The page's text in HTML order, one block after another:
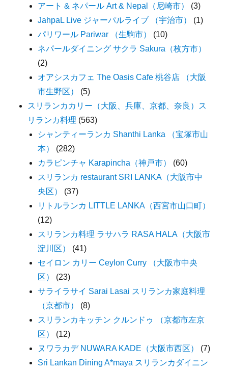
アート & ネパール Art & Nepal（尼崎市）
(3)
JahpaL Live ジャーパルライブ （宇治市）
(1)
パリワール Pariwar （生駒市）
(10)
ネパールダイニング サクラ Sakura（枚方市）
(2)
オアシスカフェ The Oasis Cafe 桃谷店 （大阪
市生野区）
(5)
スリランカカリー（大阪、兵庫、京都、奈良）ス
リランカ料理 (563)
シャンティーランカ Shanthi Lanka （宝塚市山
本）
(282)
カラピンチャ Karapincha（神戸市）
(60)
スリランカ restaurant SRI LANKA（大阪市中
央区）
(37)
リトルランカ LITTLE LANKA（西宮市山口町）
(12)
スリランカ料理 ラサハラ RASA HALA（大阪市
淀川区）
(41)
セイロン カリー Ceylon Curry （大阪市中央
区）
(23)
サライラサイ Sarai Lasai スリランカ家庭料理
（京都市）
(8)
スリランカキッチン クルンドゥ （京都市左京
区）
(12)
ヌワラカデ NUWARA KADE（大阪市西区）
(7)
Sri Lankan Dining A*maya スリランカダイニン